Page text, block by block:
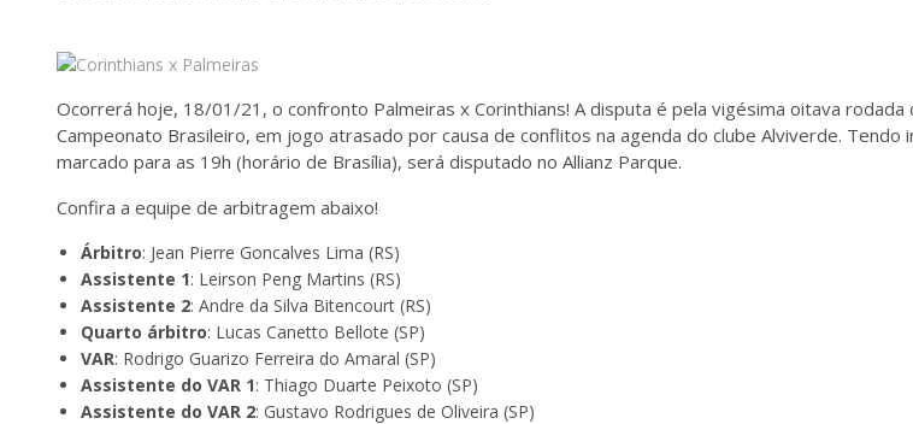
Ocorrerá hoje, 18/01/21, o confronto Palmeiras x Corinthians! A disputa é pela vigésima oitava rodada
Campeonato Brasileiro, em jogo atrasado por causa de conflitos na agenda do clube Alviverde. Tendo
marcado para as 19h (horário de Brasília), será disputado no Allianz Parque.
Confira a equipe de arbitragem abaixo!
Árbitro: Jean Pierre Goncalves Lima (RS)
Assistente 1: Leirson Peng Martins (RS)
Assistente 2: Andre da Silva Bitencourt (RS)
Quarto árbitro: Lucas Canetto Bellote (SP)
VAR: Rodrigo Guarizo Ferreira do Amaral (SP)
Assistente do VAR 1: Thiago Duarte Peixoto (SP)
Assistente do VAR 2: Gustavo Rodrigues de Oliveira (SP)